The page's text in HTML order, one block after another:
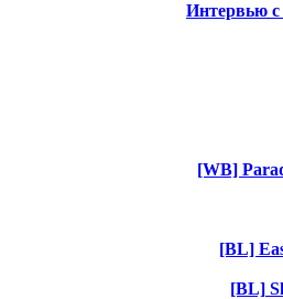
Интервью с
[WB]
[BL]
[BL]